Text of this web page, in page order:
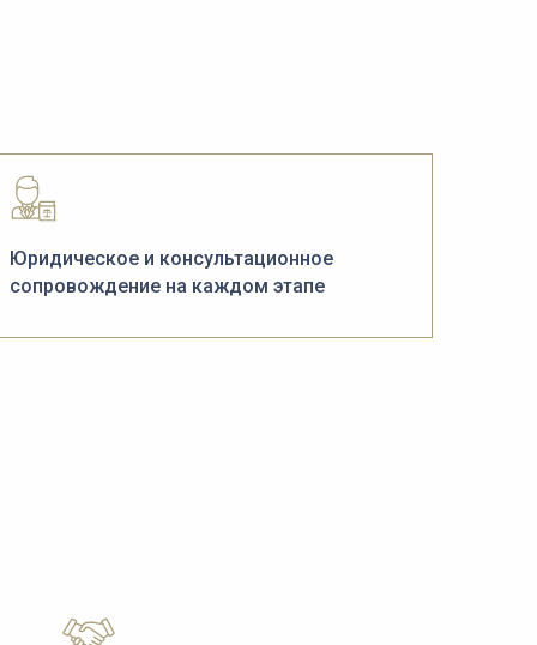
Юридическое и консультационное
сопровождение на каждом этапе